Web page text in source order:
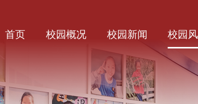
首页 校园概况 校园新闻 校园